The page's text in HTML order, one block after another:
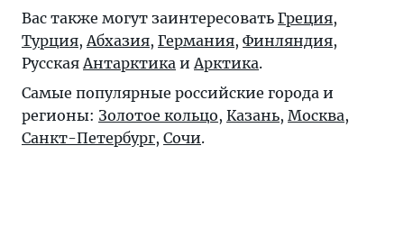
Вас также могут заинтересовать Греция,
Турция,Абхазия, Германия, Финляндия,
РусскаяАнтарктика иАрктика.
Самые популярные российские города и
регионы: Золотое кольцо, Казань, Москва,
Санкт-Петербург, Сочи.